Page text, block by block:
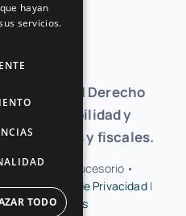
el Derecho
la flexibilidad y
legales y fiscales.
Derecho Sucesorio •
•Política de Privacidad|
de Cookies
hayan
servicios.
TODO